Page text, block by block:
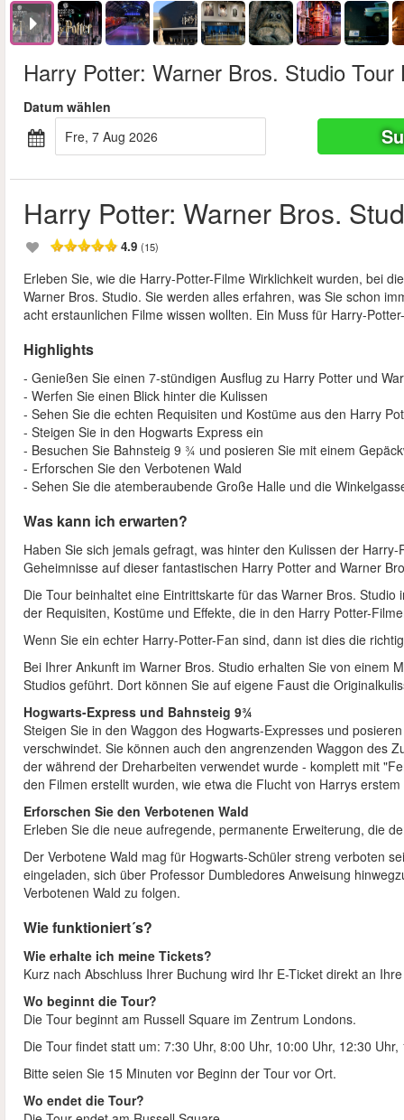
Harry Potter: Warner Bros. Studio Tour
Datum wählen
Fre, 7 Aug 2026
Harry Potter: Warner Bros.
4.9 (15)
Erleben Sie, wie die Harry-Potter-Filme Wirklichkeit wurden, bei
Warner Bros. Studio. Sie werden alles erfahren, was Sie schon
acht erstaunlichen Filme wissen wollten. Ein Muss für Harry-
Highlights
- Genießen Sie einen 7-stündigen Ausflug zu Harry Potter und
- Werfen Sie einen Blick hinter die Kulissen
- Sehen Sie die echten Requisiten und Kostüme aus den Harry
- Steigen Sie in den Hogwarts Express ein
- Besuchen Sie Bahnsteig 9 ¾ und posieren Sie mit einem
- Erforschen Sie den Verbotenen Wald
- Sehen Sie die atemberaubende Große Halle und die
Was kann ich erwarten?
Haben Sie sich jemals gefragt, was hinter den Kulissen der
Geheimnisse auf dieser fantastischen Harry Potter and Warner
Die Tour beinhaltet eine Eintrittskarte für das Warner Bros.
der Requisiten, Kostüme und Effekte, die in den Harry Potter-
Wenn Sie ein echter Harry-Potter-Fan sind, dann ist dies die
Bei Ihrer Ankunft im Warner Bros. Studio erhalten Sie von einem
Studios geführt. Dort können Sie auf eigene Faust die
Hogwarts-Express und Bahnsteig 9¾
Steigen Sie in den Waggon des Hogwarts-Expresses und
verschwindet. Sie können auch den angrenzenden Waggon des
der während der Dreharbeiten verwendet wurde - komplett mit
den Filmen erstellt wurden, wie etwa die Flucht von Harrys
Erforschen Sie den Verbotenen Wald
Erleben Sie die neue aufregende, permanente Erweiterung, die
Der Verbotene Wald mag für Hogwarts-Schüler streng verboten
eingeladen, sich über Professor Dumbledores Anweisung
Verbotenen Wald zu folgen.
Wie funktioniert´s?
Wie erhalte ich meine Tickets?
Kurz nach Abschluss Ihrer Buchung wird Ihr E-Ticket direkt an
Wo beginnt die Tour?
Die Tour beginnt am Russell Square im Zentrum Londons.
Die Tour findet statt um: 7:30 Uhr, 8:00 Uhr, 10:00 Uhr, 12:30
Bitte seien Sie 15 Minuten vor Beginn der Tour vor Ort.
Wo endet die Tour?